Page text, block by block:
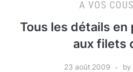
A VOS
Tous les détails
aux filets
23 août 2009 by